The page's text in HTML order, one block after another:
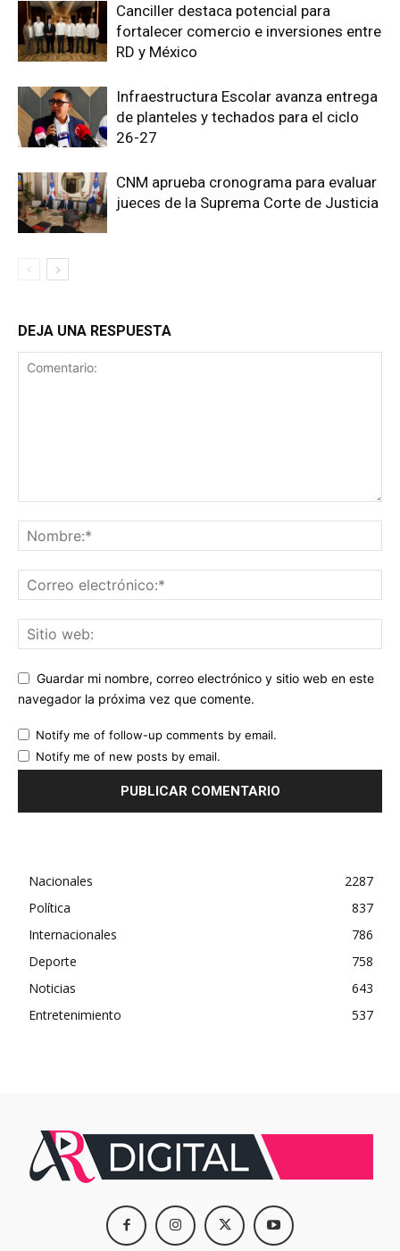
Canciller destaca potencial para
fortalecer comercio e inversiones entre
RD y México
Infraestructura Escolar avanza entrega
de planteles y techados para el ciclo
26-27
CNM aprueba cronograma para evaluar
jueces de la Suprema Corte de Justicia
DEJA UNA RESPUESTA
Guardar mi nombre, correo electrónico y sitio web en este
navegador la próxima vez que comente.
Notify me of follow-up comments by email.
Notify me of new posts by email.
Nacionales
2287
Política
837
Internacionales
786
Deporte
758
Noticias
643
Entretenimiento
537